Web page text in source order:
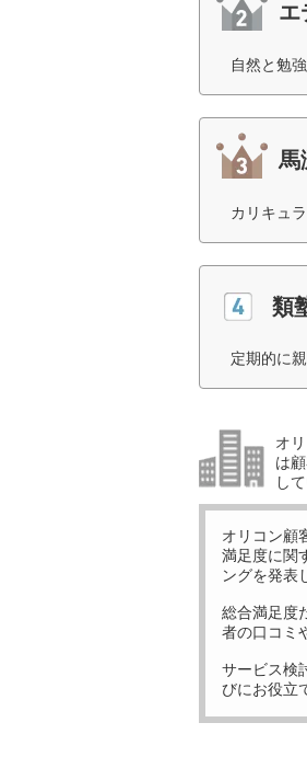
エ
自然と勉
馬
カリキュ
類
定期的に
オ
は
し
オリコン顧
満足度に関
ングを発表
総合満足度
者の口コミ
サービス検
びにお役立